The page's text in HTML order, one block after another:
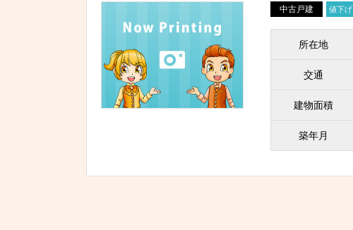
中古戸建 値下げ
所在地
交通
建物面積
築年月